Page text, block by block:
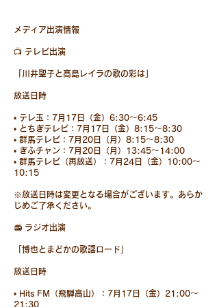
メディア出演情報
📺 テレビ出演
「川井聖子と高島レイラの歌の彩は」
放送日時
• テレ玉：7月17日（金）6:30～6:45
• とちぎテレビ：7月17日（金）8:15～8:30
• 群馬テレビ：7月20日（月）8:15～8:30
• ぎふチャン：7月20日（月）13:45～14:00
• 群馬テレビ（再放送）：7月24日（金）10:00～
10:15
※放送日時は変更となる場合がございます。あらか
じめご了承ください。
📻 ラジオ出演
「博也とまどかの歌謡ロード」
放送日時
• Hits FM（飛騨高山）：7月17日（金）21:00～
21:30